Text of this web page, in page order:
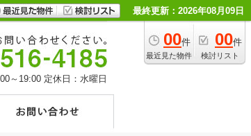
最終更新：2026年08月09日
00件
最近見た物件
00件
検討リスト
～19:00 定休日：水曜日